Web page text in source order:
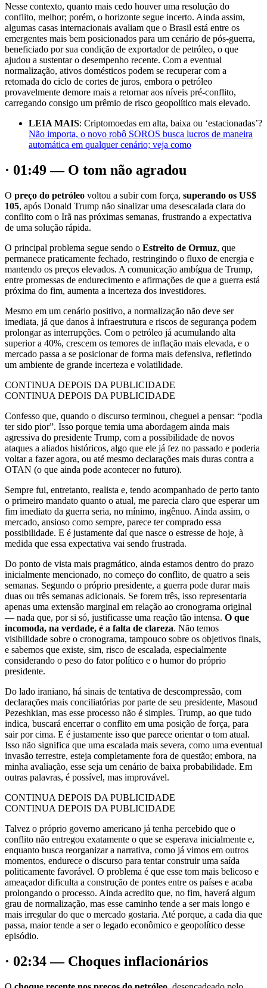
Nesse contexto, quanto mais cedo houver uma resolução do
conflito, melhor; porém, o horizonte segue incerto. Ainda assim,
algumas casas internacionais avaliam que o Brasil está entre os
emergentes mais bem posicionados para um cenário de pós-guerra,
beneficiado por sua condição de exportador de petróleo, o que
ajudou a sustentar o desempenho recente. Com a eventual
normalização, ativos domésticos podem se recuperar com a
retomada do ciclo de cortes de juros, embora o petróleo
provavelmente demore mais a retornar aos níveis pré-conflito,
carregando consigo um prêmio de risco geopolítico mais elevado.
LEIA MAIS: Criptomoedas em alta, baixa ou ‘estacionadas’?
Não importa, o novo robô SOROS busca lucros de maneira
automática em qualquer cenário; veja como
· 01:49 — O tom não agradou
O preço do petróleo voltou a subir com força, superando os US$
105, após Donald Trump não sinalizar uma desescalada clara do
conflito com o Irã nas próximas semanas, frustrando a expectativa
de uma solução rápida.
O principal problema segue sendo o Estreito de Ormuz, que
permanece praticamente fechado, restringindo o fluxo de energia e
mantendo os preços elevados. A comunicação ambígua de Trump,
entre promessas de endurecimento e afirmações de que a guerra está
próxima do fim, aumenta a incerteza dos investidores.
Mesmo em um cenário positivo, a normalização não deve ser
imediata, já que danos à infraestrutura e riscos de segurança podem
prolongar as interrupções. Com o petróleo já acumulando alta
superior a 40%, crescem os temores de inflação mais elevada, e o
mercado passa a se posicionar de forma mais defensiva, refletindo
um ambiente de grande incerteza e volatilidade.
CONTINUA DEPOIS DA PUBLICIDADE
CONTINUA DEPOIS DA PUBLICIDADE
Confesso que, quando o discurso terminou, cheguei a pensar: “podia
ter sido pior”. Isso porque temia uma abordagem ainda mais
agressiva do presidente Trump, com a possibilidade de novos
ataques a aliados históricos, algo que ele já fez no passado e poderia
voltar a fazer agora, ou até mesmo declarações mais duras contra a
OTAN (o que ainda pode acontecer no futuro).
Sempre fui, entretanto, realista e, tendo acompanhado de perto tanto
o primeiro mandato quanto o atual, me parecia claro que esperar um
fim imediato da guerra seria, no mínimo, ingênuo. Ainda assim, o
mercado, ansioso como sempre, parece ter comprado essa
possibilidade. E é justamente daí que nasce o estresse de hoje, à
medida que essa expectativa vai sendo frustrada.
Do ponto de vista mais pragmático, ainda estamos dentro do prazo
inicialmente mencionado, no começo do conflito, de quatro a seis
semanas. Segundo o próprio presidente, a guerra pode durar mais
duas ou três semanas adicionais. Se forem três, isso representaria
apenas uma extensão marginal em relação ao cronograma original
— nada que, por si só, justificasse uma reação tão intensa. O que
incomoda, na verdade, é a falta de clareza. Não temos
visibilidade sobre o cronograma, tampouco sobre os objetivos finais,
e sabemos que existe, sim, risco de escalada, especialmente
considerando o peso do fator político e o humor do próprio
presidente.
Do lado iraniano, há sinais de tentativa de descompressão, com
declarações mais conciliatórias por parte de seu presidente, Masoud
Pezeshkian, mas esse processo não é simples. Trump, ao que tudo
indica, buscará encerrar o conflito em uma posição de força, para
sair por cima. E é justamente isso que parece orientar o tom atual.
Isso não significa que uma escalada mais severa, como uma eventual
invasão terrestre, esteja completamente fora de questão; embora, na
minha avaliação, esse seja um cenário de baixa probabilidade. Em
outras palavras, é possível, mas improvável.
CONTINUA DEPOIS DA PUBLICIDADE
CONTINUA DEPOIS DA PUBLICIDADE
Talvez o próprio governo americano já tenha percebido que o
conflito não entregou exatamente o que se esperava inicialmente e,
enquanto busca reorganizar a narrativa, como já vimos em outros
momentos, endurece o discurso para tentar construir uma saída
politicamente favorável. O problema é que esse tom mais belicoso e
ameaçador dificulta a construção de pontes entre os países e acaba
prolongando o processo. Ainda acredito que, no fim, haverá algum
grau de normalização, mas esse caminho tende a ser mais longo e
mais irregular do que o mercado gostaria. Até porque, a cada dia que
passa, maior tende a ser o legado econômico e geopolítico desse
episódio.
· 02:34 — Choques inflacionários